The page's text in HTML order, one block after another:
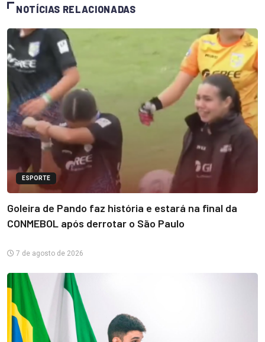
NOTÍCIAS RELACIONADAS
ESPORTE
Goleira de Pando faz história e estará na final da
CONMEBOL após derrotar o São Paulo
7 de agosto de 2026